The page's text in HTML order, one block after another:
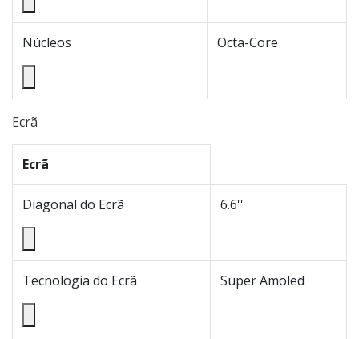
Núcleos Octa-Core
Ecrã
Ecrã
Diagonal do Ecrã 6.6''
Tecnologia do Ecrã Super Amoled